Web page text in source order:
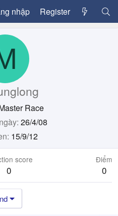
nhập Register
Race
26/4/08
15/9/12
score
0
Điểm
0